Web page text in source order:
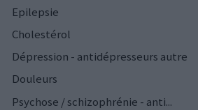
Epilepsie
Cholestérol
Dépression - antidépresseurs autre
Douleurs
Psychose / schizophrénie - anti...